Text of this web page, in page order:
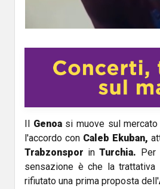
Genoasi muove sul mercato
l'accordo con Caleb Ekuban,
Trabzonspor inTurchia. Per
sensazione è che la
rifiutato una prima proposta dell'